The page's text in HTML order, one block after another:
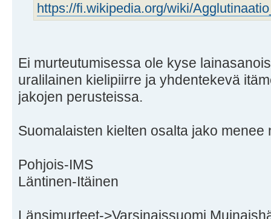
https://fi.wikipedia.org/wiki/
Ei murteutumisessa ole kyse
uralilainen kielipiirre ja yhdentekevä
jakojen perusteissa.
Suomalaisten kielten osalta jako menee
Pohjois-IMS
Läntinen-Itäinen
Länsimurteet-